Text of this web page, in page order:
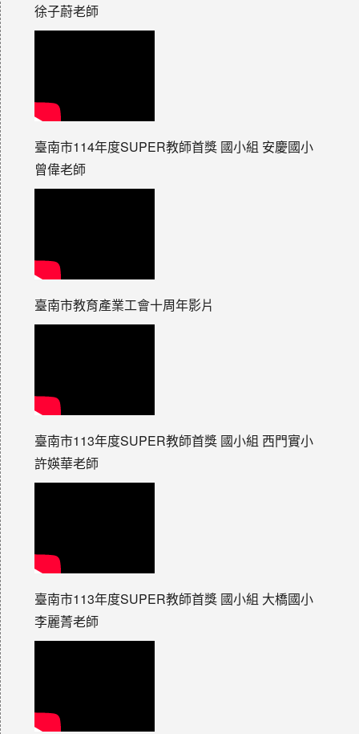
徐子蔚老師
臺南市114年度SUPER教師首獎 國小組 安慶國小
曾偉老師
臺南市教育產業工會十周年影片
臺南市113年度SUPER教師首獎 國小組 西門實小
許媖華老師
臺南市113年度SUPER教師首獎 國小組 大橋國小
李麗菁老師